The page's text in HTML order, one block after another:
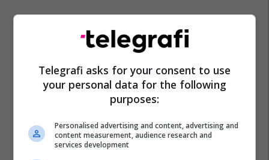
Telegrafi asks for your consent to use
your personal data for the following
purposes:
Personalised advertising and content, advertising and
content measurement, audience research and
services development